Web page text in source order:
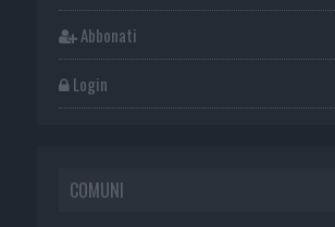
Abbonati
Login
COMUNI